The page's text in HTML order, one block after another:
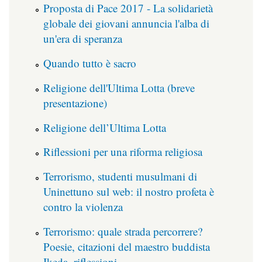
Proposta di Pace 2017 - La solidarietà
globale dei giovani annuncia l'alba di
un'era di speranza
Quando tutto è sacro
Religione dell'Ultima Lotta (breve
presentazione)
Religione dell’Ultima Lotta
Riflessioni per una riforma religiosa
Terrorismo, studenti musulmani di
Uninettuno sul web: il nostro profeta è
contro la violenza
Terrorismo: quale strada percorrere?
Poesie, citazioni del maestro buddista